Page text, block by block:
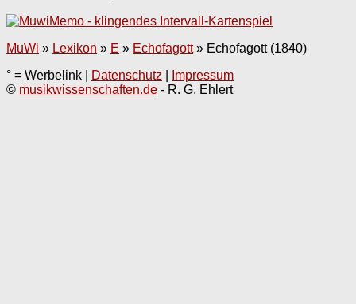
MuWi » Lexikon » E » Echofagott» Echofagott (1840)
° = Werbelink |
Datenschutz
Impressum
© musikwissenschaften.de - R. G. Ehlert